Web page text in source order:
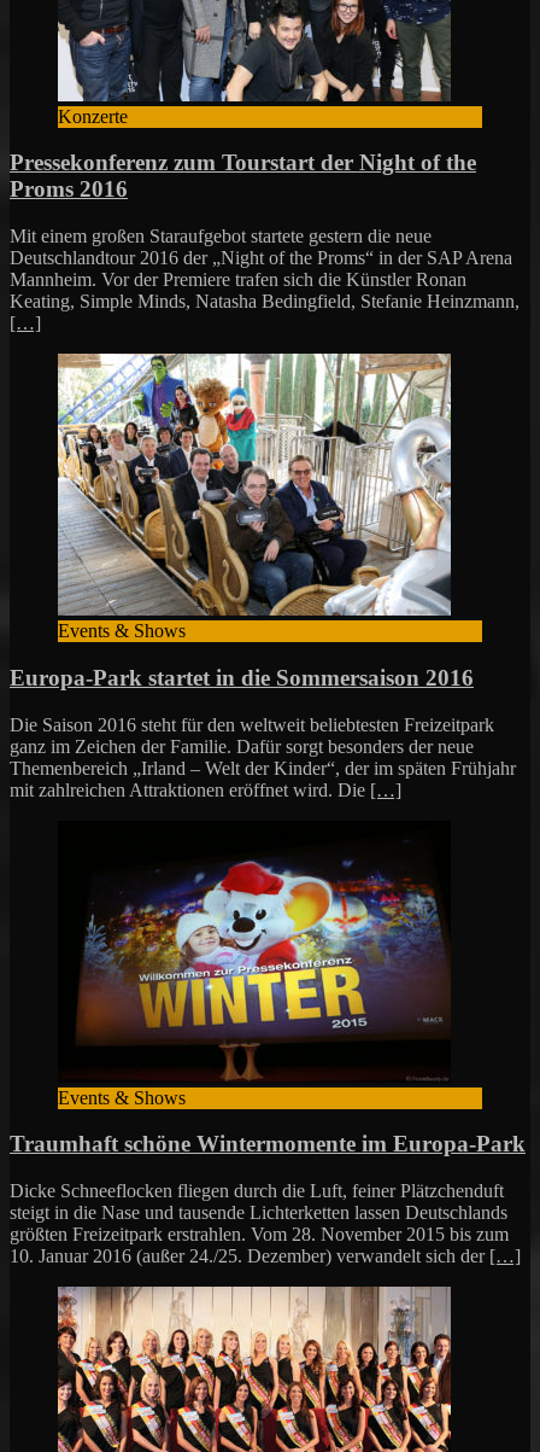
Konzerte
Pressekonferenz zum Tourstart der Night of the
Proms 2016
Mit einem großen Staraufgebot startete gestern die neue
Deutschlandtour 2016 der „Night of the Proms“ in der SAP Arena
Mannheim. Vor der Premiere trafen sich die Künstler Ronan
Keating, Simple Minds, Natasha Bedingfield, Stefanie Heinzmann,
[…]
Events & Shows
Europa-Park startet in die Sommersaison 2016
Die Saison 2016 steht für den weltweit beliebtesten Freizeitpark
ganz im Zeichen der Familie. Dafür sorgt besonders der neue
Themenbereich „Irland – Welt der Kinder“, der im späten Frühjahr
mit zahlreichen Attraktionen eröffnet wird. Die […]
Events & Shows
Traumhaft schöne Wintermomente im Europa-Park
Dicke Schneeflocken fliegen durch die Luft, feiner Plätzchenduft
steigt in die Nase und tausende Lichterketten lassen Deutschlands
größten Freizeitpark erstrahlen. Vom 28. November 2015 bis zum
10. Januar 2016 (außer 24./25. Dezember) verwandelt sich der […]